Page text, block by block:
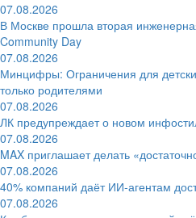
07.08.2026
В Москве прошла вторая
Community Day
07.08.2026
Минцифры: Ограничения для
только родителями
07.08.2026
ЛК предупреждает о новом
07.08.2026
MAX приглашает делать
07.08.2026
40% компаний даёт ИИ‑агентам
07.08.2026